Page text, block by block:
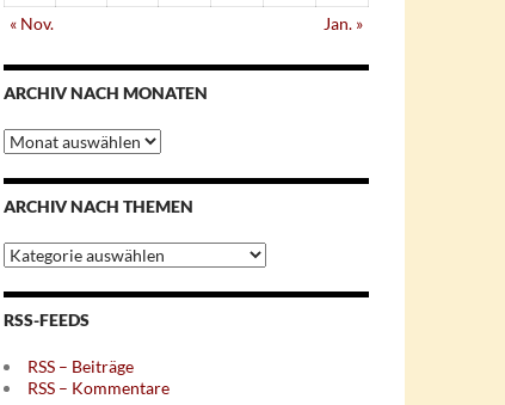
« Nov.
Jan. »
ARCHIV NACH MONATEN
Archiv
nach
Monaten
ARCHIV NACH THEMEN
Archiv
nach
Themen
RSS-FEEDS
RSS – Beiträge
RSS – Kommentare